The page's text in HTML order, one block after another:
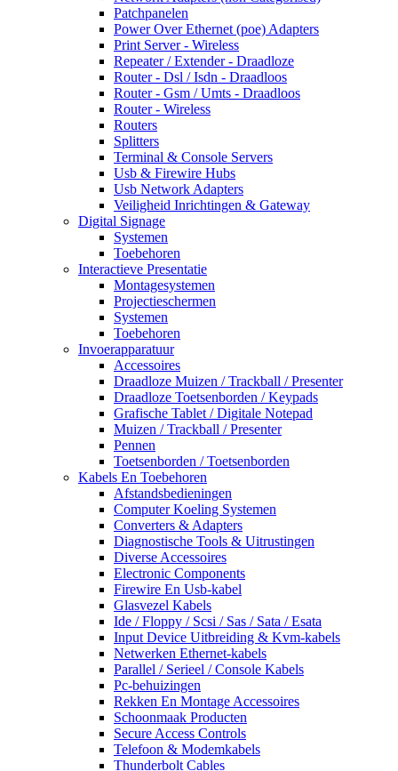
Patchpanelen
Power Over Ethernet (poe) Adapters
Print Server - Wireless
Repeater / Extender - Draadloze
Router - Dsl / Isdn - Draadloos
Router - Gsm / Umts - Draadloos
Router - Wireless
Routers
Splitters
Terminal & Console Servers
Usb & Firewire Hubs
Usb Network Adapters
Veiligheid Inrichtingen & Gateway
Digital Signage
Systemen
Toebehoren
Interactieve Presentatie
Montagesystemen
Projectieschermen
Systemen
Toebehoren
Invoerapparatuur
Accessoires
Draadloze Muizen / Trackball / Presenter
Draadloze Toetsenborden / Keypads
Grafische Tablet / Digitale Notepad
Muizen / Trackball / Presenter
Pennen
Toetsenborden / Toetsenborden
Kabels En Toebehoren
Afstandsbedieningen
Computer Koeling Systemen
Converters & Adapters
Diagnostische Tools & Uitrustingen
Diverse Accessoires
Electronic Components
Firewire En Usb-kabel
Glasvezel Kabels
Ide / Floppy / Scsi / Sas / Sata / Esata
Input Device Uitbreiding & Kvm-kabels
Netwerken Ethernet-kabels
Parallel / Serieel / Console Kabels
Pc-behuizingen
Rekken En Montage Accessoires
Schoonmaak Producten
Secure Access Controls
Telefoon & Modemkabels
Thunderbolt Cables